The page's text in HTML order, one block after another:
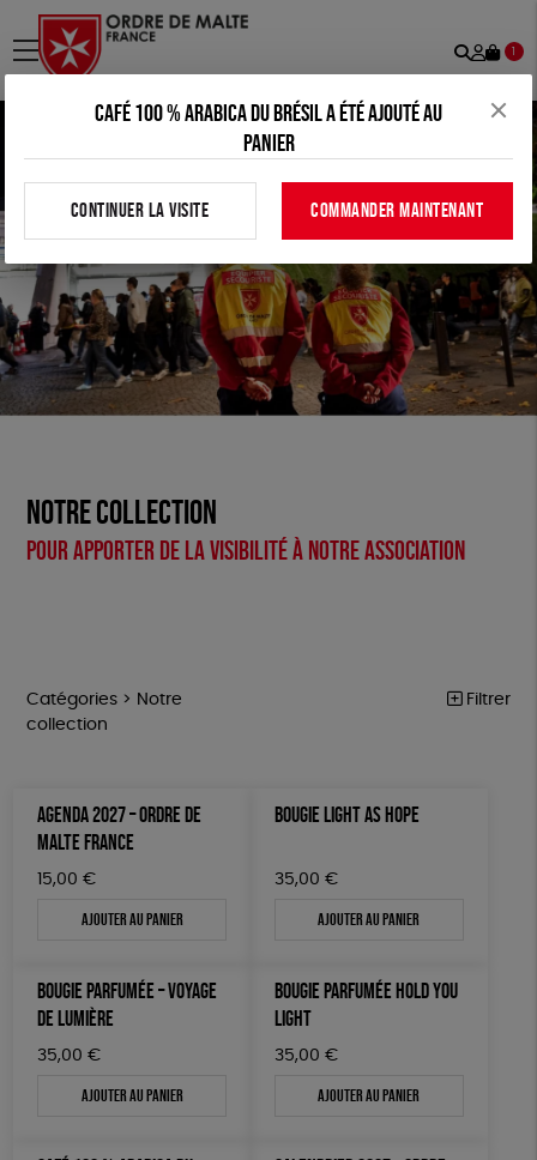
menu
Mon
1
Notre collection
Pour apporter de la visibilité à notre association
Catégories > Notre
collection
Filtrer
ACCESSOIRES
MAISON
BIEN-ÊTRE
PAPETERIE
LIVRES
Par défaut
Nouveauté
Prix : du - cher au + cher
Prix
50 € - 100 €
150 € - 200 €
Plus de 200€
Couleur
Mots clés
Fairtrade Biodégradable
FSC PEFC
Fabriqué en Espagne ESAT
AGENDA 2027 – ORDRE DE
MALTE FRANCE
15,00 €
Ajouter au panier
BOUGIE LIGHT AS HOPE
35,00 €
Ajouter au panier
BOUGIE PARFUMÉE – VOYAGE
DE LUMIÈRE
35,00 €
Ajouter au panier
BOUGIE PARFUMÉE HOLD YOU
LIGHT
35,00 €
Ajouter au panier
Café 100 % arabica du Brésil a été ajouté au
panier
CONTINUER LA VISITE COMMANDER MAINTENANT